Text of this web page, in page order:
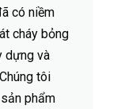
có niềm
cháy bỏng
dựng và
tôi
phẩm